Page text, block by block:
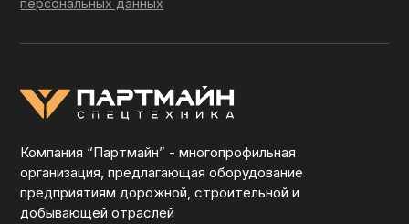
персональных данных
Компания “Партмайн” - многопрофильная
организация, предлагающая оборудование
предприятиям дорожной, строительной и
добывающей отраслей